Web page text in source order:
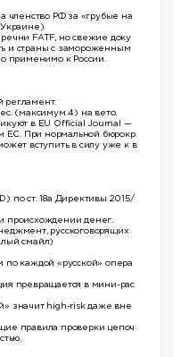
членство РФ за «грубые на
FATF, но свежие доку
и страны с замороженным
применимо к России.
регламент.
(максимум 4) на вето.
в EU Official Journal —
ЕС. При нормальной бюрокр
вступить в силу уже к в
по ст. 18a Директивы 2015/
происхождении денег.
русскоговорящих
смайл)
по каждой «русской» опера
превращается в мини-рас
значит high-risk даже вне
правила проверки цепоч